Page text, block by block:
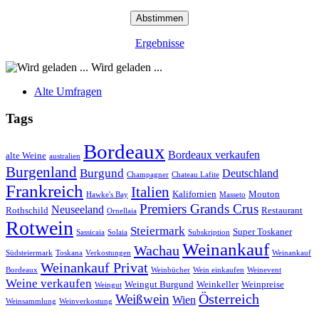
Ergebnisse
Wird geladen ...
Alte Umfragen
Tags
alte Weine australien Bordeaux Bordeaux verkaufen
Burgenland Burgund Champagner Chateau Lafite Deutschland
Frankreich Hawke's Bay Italien Kalifornien Masseto Mouton
Rothschild Neuseeland Ornellaia Premiers Grands Crus Restaurant
Rotwein Sassicaia Solaia Steiermark Subskription Super Toskaner
Südsteiermark Toskana Verkostungen Wachau Weinankauf Weinankauf
Bordeaux Weinankauf Privat Weinbücher Wein einkaufen Weinevent
Weine verkaufen Weingut Weingut Burgund Weinkeller Weinpreise
Weinsammlung Weinverkostung Weißwein Wien Österreich